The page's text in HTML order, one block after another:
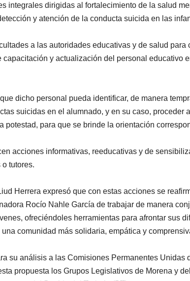
integrales dirigidas al fortalecimiento de la salud
y atención de la conducta suicida en las
a las autoridades educativas y de salud
capacitación y actualización del personal educativo
dicho personal pueda identificar, de manera
suicidas en el alumnado, y en su caso, proceder
potestad, para que se brinde la orientación
acciones informativas, reeducativas y de
tutores.
Herrera expresó que con estas acciones se
Rocío Nahle García de trabajar de manera
ofreciéndoles herramientas para afrontar sus
comunidad más solidaria, empática y
su análisis a las Comisiones Permanentes Unidas
propuesta los Grupos Legislativos de Morena y